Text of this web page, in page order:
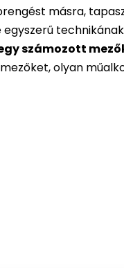
másra,
egyszerű
számozott
olyan